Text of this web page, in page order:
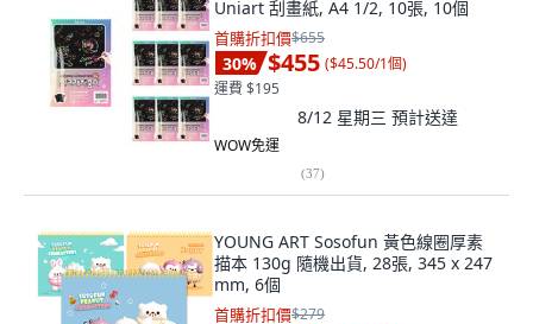
Uniart 刮畫紙, A4 1/2, 10張, 10個
首購折扣價$655
30% $455 ($45.50/1個)
運費 $195
8/12 星期三 預計送達
WOW免運
(37)
YOUNG ART Sosofun 黃色線圈厚素
描本 130g 隨機出貨, 28張, 345 x 247
mm, 6個
首購折扣價$279